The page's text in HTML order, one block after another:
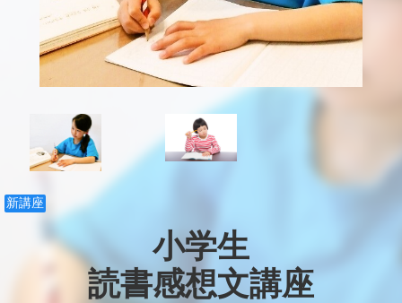
新講座
小学生
読書感想文講座